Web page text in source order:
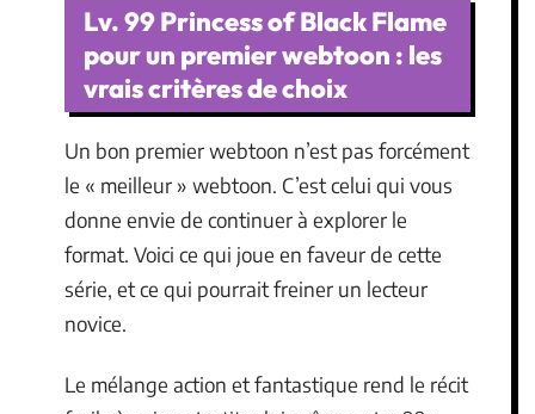
Lv. 99 Princess of Black Flame
pour un premier webtoon : les
vrais critères de choix
Un bon premier webtoon n’est pas forcément
le « meilleur » webtoon. C’est celui qui vous
donne envie de continuer à explorer le
format. Voici ce qui joue en faveur de cette
série, et ce qui pourrait freiner un lecteur
novice.
Le mélange action et fantastique rend le récit